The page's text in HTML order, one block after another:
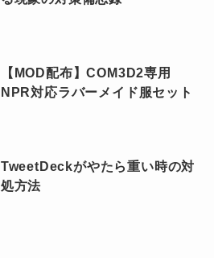
【MOD配布】COM3D2専用
NPR対応ラバーメイド服セット
TweetDeckがやたら重い時の対
処方法